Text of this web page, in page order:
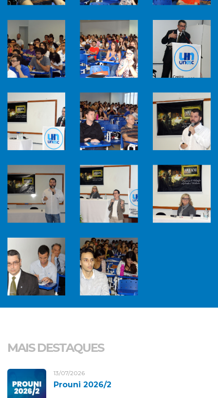
MAIS DESTAQUES
13/07/2026
Prouni 2026/2